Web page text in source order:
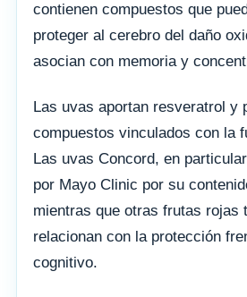
contienen compuestos que
proteger al cerebro del daño
asocian con memoria y
Las uvas aportan resveratrol y
compuestos vinculados con la
Las uvas Concord, en
por Mayo Clinic por su
mientras que otras frutas rojas
relacionan con la protección
cognitivo.